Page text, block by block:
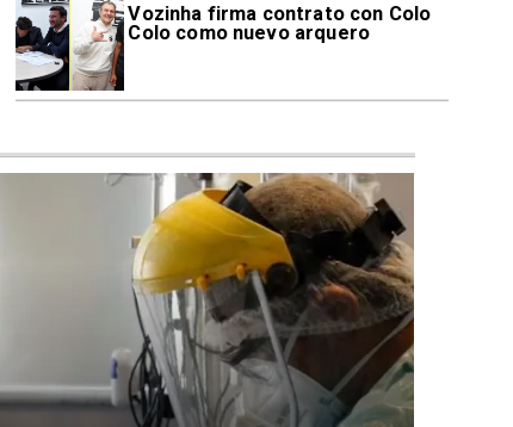
Vozinha firma contrato con Colo
Colo como nuevo arquero